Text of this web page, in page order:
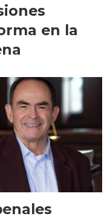
en la